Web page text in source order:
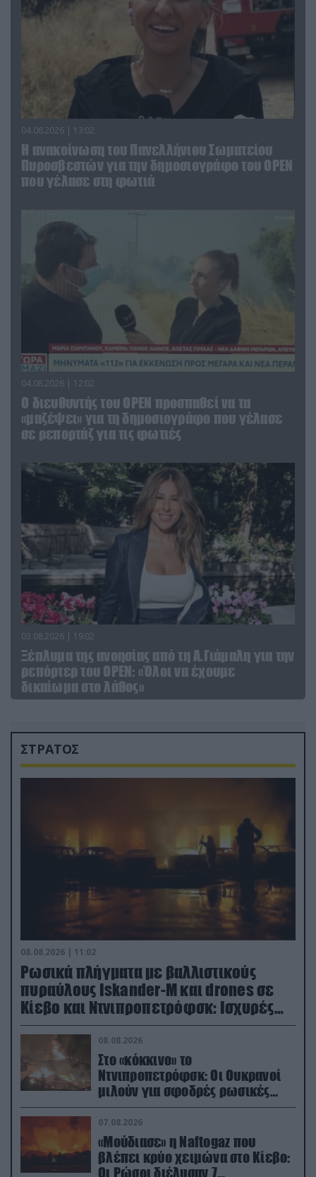
04.08.2026 | 13:02
Η ανακοίνωση του Πανελλήνιου Σωματείου
Πυροσβεστών για την δημοσιογράφο του OPEN
που γέλασε στη φωτιά
04.08.2026 | 12:02
O διευθυντής του OPEN προσπαθεί να τα
«μαζέψει» για τη δημοσιογράφο που γέλασε
σε ρεπορτάζ για τις φωτιές
03.08.2026 | 19:02
Ξέπλυμα της ανοησίας από τη Α.Γιάμαλη για την
ρεπόρτερ του ΟΡΕΝ: «Όλοι να έχουμε
δικαίωμα στο λάθος»
ΣΤΡΑΤΟΣ
08.08.2026 | 11:02
Ρωσικά πλήγματα με βαλλιστικούς
πυραύλους Iskander-M και drones σε
Κίεβο και Ντνιπροπετρόφσκ: Ισχυρές
εκρήξεις
08.08.2026
Στο «κόκκινο» το
Ντνιπροπετρόφσκ: Οι Ουκρανοί
μιλούν για σφοδρές ρωσικές
επιθέσεις σε όλη την επικράτεια
07.08.2026
«Μούδιασε» η Naftogaz που
βλέπει κρύο χειμώνα στο Κίεβο:
Οι Ρώσοι διέλυσαν 7